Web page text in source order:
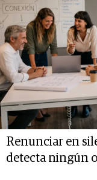
Renunciar en
detecta ningún